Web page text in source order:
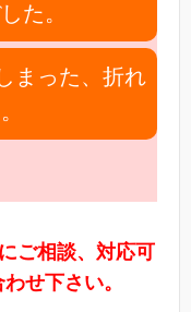
た。
まった、折れ
ご相談、対応可
せ下さい。